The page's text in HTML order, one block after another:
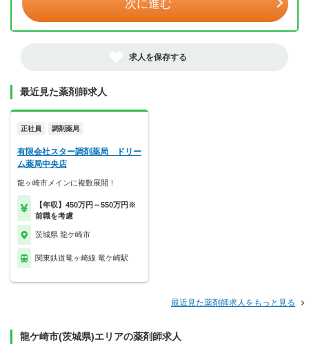
次に進む
求人を保存する
最近見た薬剤師求人
正社員 調剤薬局
有限会社スター調剤薬局 ドリー
ム薬局中央店
龍ヶ崎市メインに複数展開！
【年収】450万円～550万円※
前職を考慮
茨城県 龍ケ崎市
関東鉄道竜ヶ崎線 竜ケ崎駅
最近見た薬剤師求人をもっと見る
龍ケ崎市(茨城県)エリアの薬剤師求人